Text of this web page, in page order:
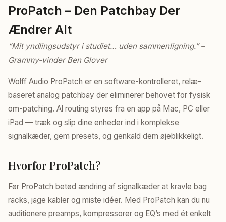
ProPatch – Den Patchbay Der
Ændrer Alt
“Mit yndlingsudstyr i studiet… uden sammenligning.” –
Grammy-vinder Ben Glover
Wolff Audio ProPatch er en software-kontrolleret, relæ-
baseret analog patchbay der eliminerer behovet for fysisk
om-patching. Al routing styres fra en app på Mac, PC eller
iPad — træk og slip dine enheder ind i komplekse
signalkæder, gem presets, og genkald dem øjeblikkeligt.
Hvorfor ProPatch?
Før ProPatch betød ændring af signalkæder at kravle bag
racks, jage kabler og miste idéer. Med ProPatch kan du nu
auditionere preamps, kompressorer og EQ’s med ét enkelt